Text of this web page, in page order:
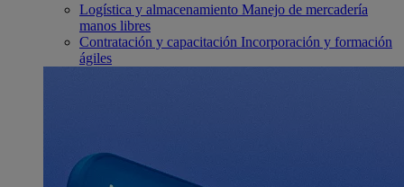
Logística y almacenamiento Manejo de mercadería
manos libres
Contratación y capacitación Incorporación y formación
ágiles